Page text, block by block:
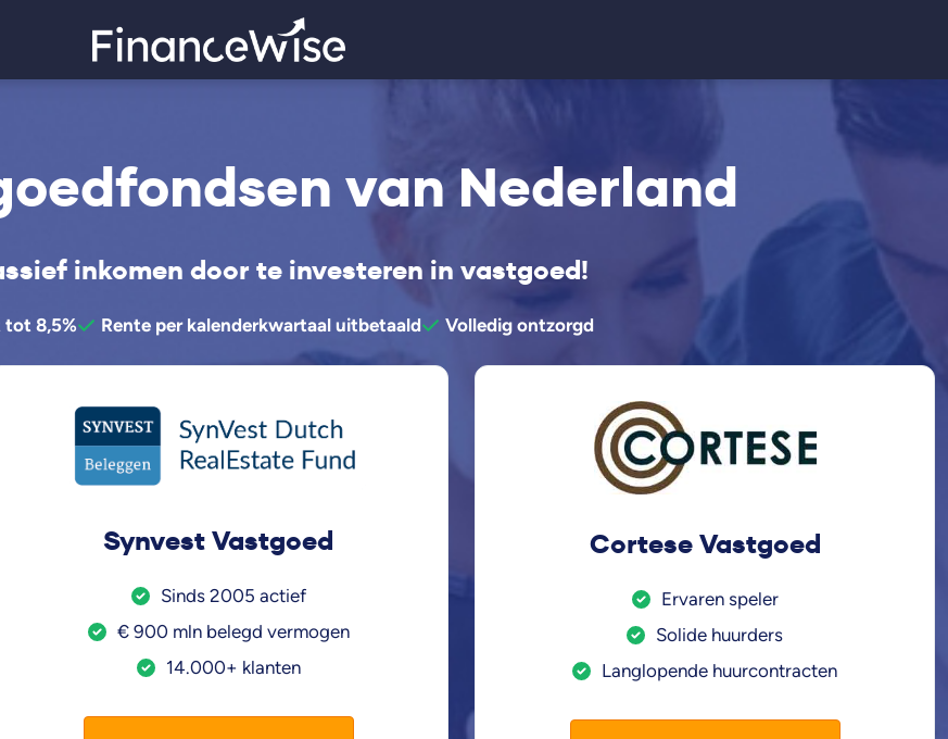
van Nederland
inkomen door te investeren in vastgoed!
tot 8,5% Rente per kalenderkwartaal uitbetaald Volledig ontzorgd
Synvest Vastgoed
Sinds 2005 actief
€ 900 mln belegd vermogen
14.000+ klanten
Cortese Vastgoed
Ervaren speler
Solide huurders
Langlopende huurcontracten